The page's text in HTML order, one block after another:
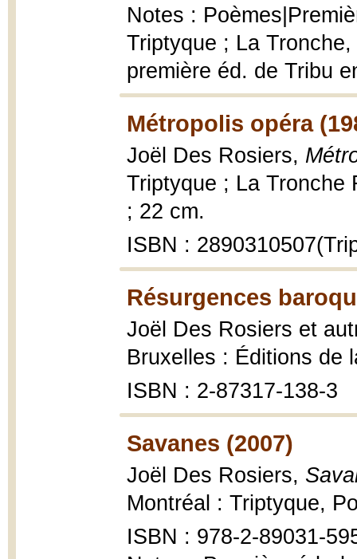
Notes :
Triptyque ; La
première éd. de Tribu
Métropolis opéra
Joël Des Rosiers,
Triptyque ; La Tronche
; 22 cm.
ISBN :
Résurgences
Joël Des Rosiers et
Bruxelles : Éditions de
ISBN : 2-87317-138-3
Savanes (2007)
Joël Des Rosiers,
Montréal : Triptyque,
ISBN : 978-2-89031-